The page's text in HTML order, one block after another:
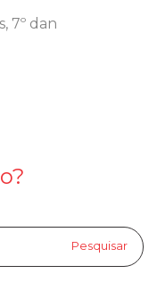
7º dan